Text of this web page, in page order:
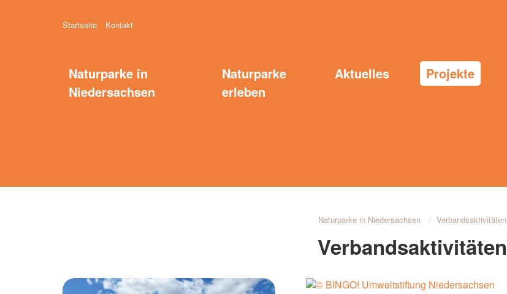
Startseite Kontakt
Naturparke in
Niedersachsen
Naturparke
erleben
Aktuelles Projekte
Naturparke in Niedersachsen Verbandsaktivitäten
Verbandsaktivitäten